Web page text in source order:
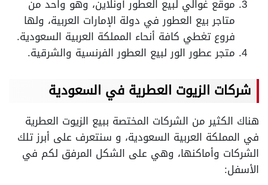
موقع غوالي لبيع العطور أونلاين، وهو واحد من
متاجر بيع العطور في دولة الإمارات العربية، ولها
فروع تغطي كافة أنحاء المملكة العربية السعودية.
متجر عطور الور لبيع العطور الفرنسية والشرقية.
شركات الزيوت العطرية في السعودية
هناك الكثير من الشركات المختصة ببيع الزيوت العطرية
في المملكة العربية السعودية، و سنتعرف على أبرز تلك
الشركات وأماكنها، وهي على الشكل المرفق لكم في
الأسفل: